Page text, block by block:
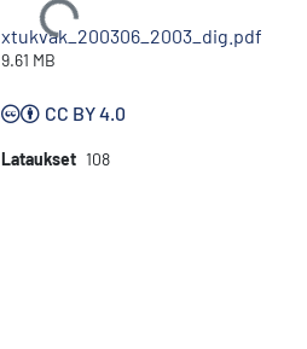
Ladataan...
xtukvak_200306_2003_dig.pdf
9.61 MB
CC BY 4.0
Lataukset 108